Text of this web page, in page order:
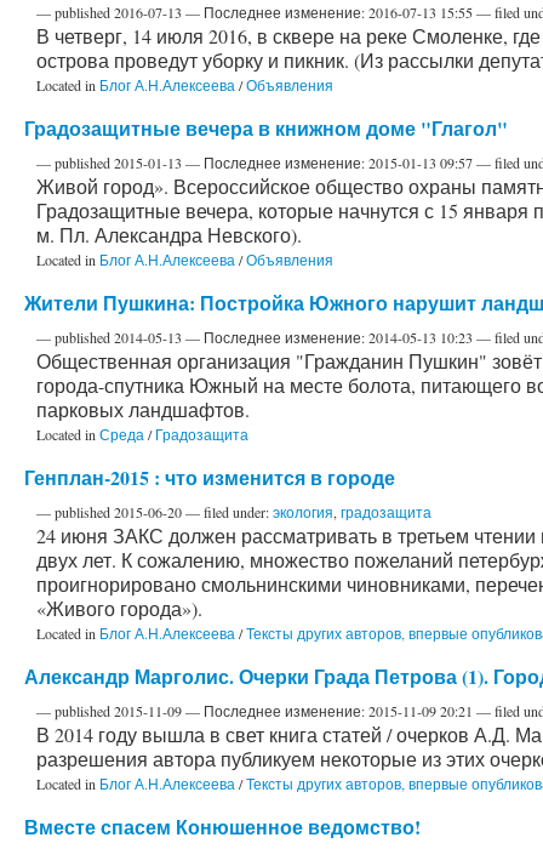
—published2016-07-13 — Последнее изменение:2016-07-13 15:55— filed
В четверг, 14 июля 2016, в сквере на реке Смоленке,
острова проведут уборку и пикник. (Из рассылки
Located in Блог А.Н.Алексеева /Объявления
Градозащитные вечера в книжном доме "Глагол"
—published2015-01-13 — Последнее изменение:2015-01-13 09:57— filed
Живой город». Всероссийское общество охраны
Градозащитные вечера, которые начнутся с 15 января
м. Пл. Александра Невского).
Located in Блог А.Н.Алексеева /Объявления
Жители Пушкина: Постройка Южного нарушит
—published2014-05-13 — Последнее изменение:2014-05-13 10:23 — filed
Общественная организация "Гражданин Пушкин"
города-спутника Южный на месте болота, питающего
парковых ландшафтов.
Located in Среда /Градозащита
Генплан-2015 : что изменится в городе
—published2015-06-20— filed under:экология, градозащита
24 июня ЗАКС должен рассматривать в третьем
двух лет. К сожалению, множество пожеланий
проигнорировано смольнинскими чиновниками,
«Живого города»).
Located in Блог А.Н.Алексеева /Тексты других авторов, впервые
Александр Марголис. Очерки Града Петрова (1).
—published2015-11-09— Последнее изменение:2015-11-09 20:21 — filed
В 2014 году вышла в свет книга статей / очерков А.Д.
разрешения автора публикуем некоторые из этих
Located in Блог А.Н.Алексеева /Тексты других авторов, впервые
Вместе спасем Конюшенное ведомство!